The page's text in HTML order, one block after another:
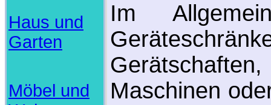
Haus und
Garten
Möbel und
Im
Maschinen